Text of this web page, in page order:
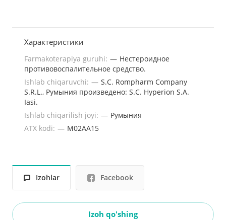
Характеристики
Farmakoterapiya guruhi: — Нестероидное
противовоспалительное средство.
Ishlab chiqaruvchi: — S.C. Rompharm Company
S.R.L., Румыния произведено: S.C. Hyperion S.A.
Iasi.
Ishlab chiqarilish joyi: — Румыния
ATX kodi: — M02AA15
Izohlar Facebook
Izoh qo'shing